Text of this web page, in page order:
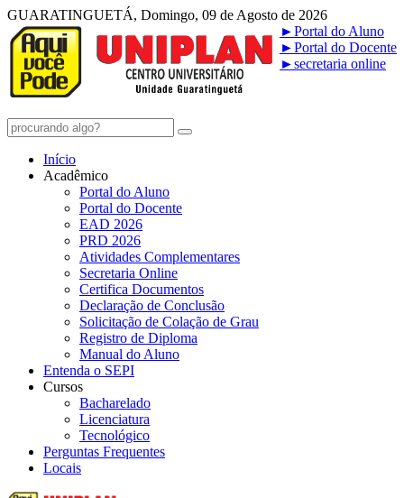
GUARATINGUETÁ, Domingo, 09 de Agosto de 2026
►Portal do Aluno
►Portal do Docente
►secretaria online
Início
Acadêmico
Portal do Aluno
Portal do Docente
EAD 2026
PRD 2026
Atividades Complementares
Secretaria Online
Certifica Documentos
Declaração de Conclusão
Solicitação de Colação de Grau
Registro de Diploma
Manual do Aluno
Entenda o SEPI
Cursos
Bacharelado
Licenciatura
Tecnológico
Perguntas Frequentes
Locais